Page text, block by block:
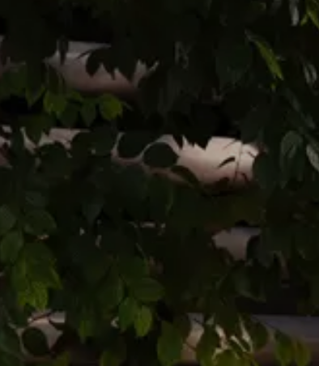
Konfigurator jazdy próbnej
Umów się na wizytę
Gwarancja i ochrona
Promocje serwisowe
Mapa i kontakt